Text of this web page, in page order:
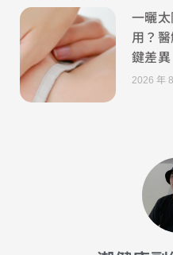
一曬
用？
鍵差異
2026 年